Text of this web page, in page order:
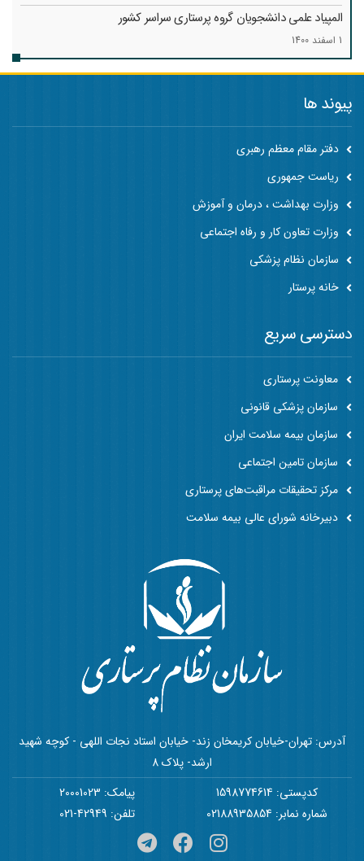
المپیاد علمی دانشجویان گروه پرستاری سراسر کشور
1 اسفند 1400
پیوند ها
دفتر مقام معظم رهبری
ریاست جمهوری
وزارت بهداشت ، درمان و آموزش
وزارت تعاون کار و رفاه اجتماعی
سازمان نظام پزشکی
خانه پرستار
آدرس: تهران-خیابان کریمخان زند- خیابان استاد نجات اللهی - کوچه شهید
ارشد- پلاک 8
کدپستی: 1598774614
پیامک: 20001023
شماره نمابر: 02188935854
تلفن: 42949-021
دسترسی سریع
معاونت پرستاری
سازمان پزشکی قانونی
سازمان بیمه سلامت ایران
سازمان تامین اجتماعی
مرکز تحقیقات مراقبت‌های پرستاری
دبیرخانه شورای عالی بیمه سلامت